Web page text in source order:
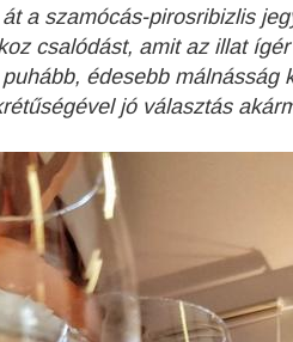
a szamócás-pirosribizlis
csalódást, amit az illat
édesebb málnásság
jó választás